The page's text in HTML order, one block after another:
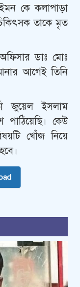
কে কলাপাড়া
তাকে মৃত
ডাঃ মোঃ
আগেই তিনি
জুয়েল ইসলাম
কেউ
খোঁজ নিয়ে